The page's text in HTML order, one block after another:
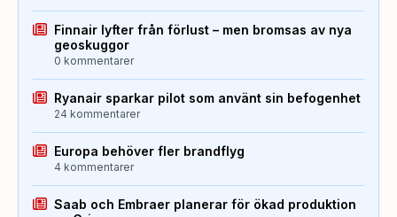
Finnair lyfter från förlust – men bromsas av nya
geoskuggor
0 kommentarer
Ryanair sparkar pilot som använt sin befogenhet
24 kommentarer
Europa behöver fler brandflyg
4 kommentarer
Saab och Embraer planerar för ökad produktion